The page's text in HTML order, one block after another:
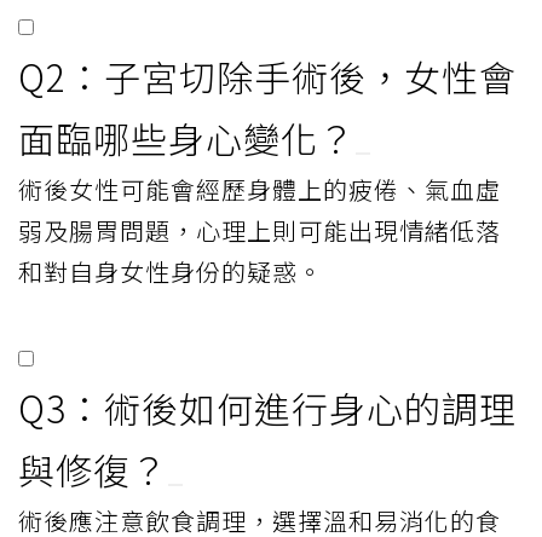
Q2：子宮切除手術後，女性會
面臨哪些身心變化？
術後女性可能會經歷身體上的疲倦、氣血虛
弱及腸胃問題，心理上則可能出現情緒低落
和對自身女性身份的疑惑。
Q3：術後如何進行身心的調理
與修復？
術後應注意飲食調理，選擇溫和易消化的食